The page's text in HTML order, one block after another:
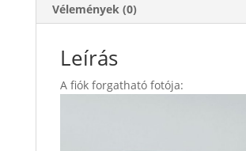
Vélemények (0)
Leírás
A fiók forgatható fotója: